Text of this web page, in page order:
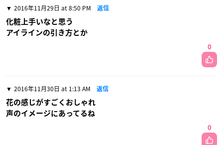
2016年11月29日 at 8:50 PM 返信
化粧上手いなと思う
アイラインの引き方とか
0
2016年11月30日 at 1:13 AM 返信
花の感じがすごくおしゃれ
声のイメージにあってるね
0